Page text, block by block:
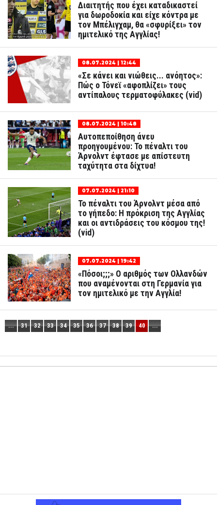
Διαιτητής που έχει καταδικαστεί
για δωροδοκία και είχε κόντρα με
τον Μπέλιγχαμ, θα «σφυρίξει» τον
ημιτελικό της Αγγλίας!
08.07.2024 | 12:44
«Σε κάνει και νιώθεις... ανόητος»:
Πώς ο Τόνεϊ «αφοπλίζει» τους
αντίπαλους τερματοφύλακες (vid)
08.07.2024 | 10:48
Αυτοπεποίθηση άνευ
προηγουμένου: Το πέναλτι του
Άρνολντ έφτασε με απίστευτη
ταχύτητα στα δίχτυα!
07.07.2024 | 21:10
Το πέναλτι του Άρνολντ μέσα από
το γήπεδο: Η πρόκριση της Αγγλίας
και οι αντιδράσεις του κόσμου της!
(vid)
07.07.2024 | 19:42
«Πόσοι;;;» Ο αριθμός των Ολλανδών
που αναμένονται στη Γερμανία για
τον ημιτελικό με την Αγγλία!
... 31 32 33 34 35 36 37 38 39 40 ...